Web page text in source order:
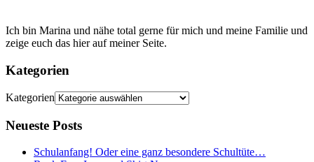
Ich bin Marina und nähe total gerne für mich und meine Familie und
zeige euch das hier auf meiner Seite.
Kategorien
Kategorien
Neueste Posts
Schulanfang! Oder eine ganz besondere Schultüte…